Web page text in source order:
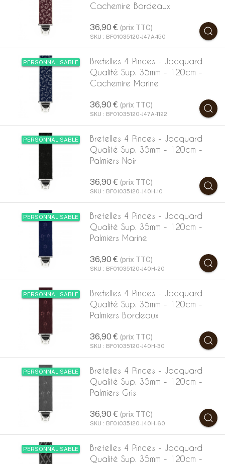
Cachemire Bordeaux
36,90 € (prix TTC)
SKU : BF01035120-J47A-150
PERSONNALISABLE
Bretelles 4 Pinces - Jacquard
Qualité Sup. 35mm - 120cm -
Cachemire Marine
36,90 € (prix TTC)
SKU : BF01035120-J47A-1122
PERSONNALISABLE
Bretelles 4 Pinces - Jacquard
Qualité Sup. 35mm - 120cm -
Palmiers Noir
36,90 € (prix TTC)
SKU : BF01035120-J40H-10
PERSONNALISABLE
Bretelles 4 Pinces - Jacquard
Qualité Sup. 35mm - 120cm -
Palmiers Marine
36,90 € (prix TTC)
SKU : BF01035120-J40H-20
PERSONNALISABLE
Bretelles 4 Pinces - Jacquard
Qualité Sup. 35mm - 120cm -
Palmiers Bordeaux
36,90 € (prix TTC)
SKU : BF01035120-J40H-30
PERSONNALISABLE
Bretelles 4 Pinces - Jacquard
Qualité Sup. 35mm - 120cm -
Palmiers Gris
36,90 € (prix TTC)
SKU : BF01035120-J40H-60
PERSONNALISABLE
Bretelles 4 Pinces - Jacquard
Qualité Sup. 35mm - 120cm -